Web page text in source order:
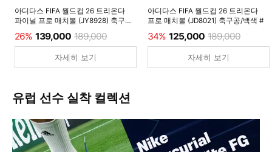
아디다스 FIFA 월드컵 26 트리온다
파이널 프로 매치볼 (JY8928) 축구공/
26% 139,000 189,000
자세히 보기
아디다스 FIFA 월드컵 26 트리온다
프로 매치볼 (JD8021) 축구공/백색 #
34% 125,000 189,000
자세히 보기
유럽 선수 실착 컬렉션